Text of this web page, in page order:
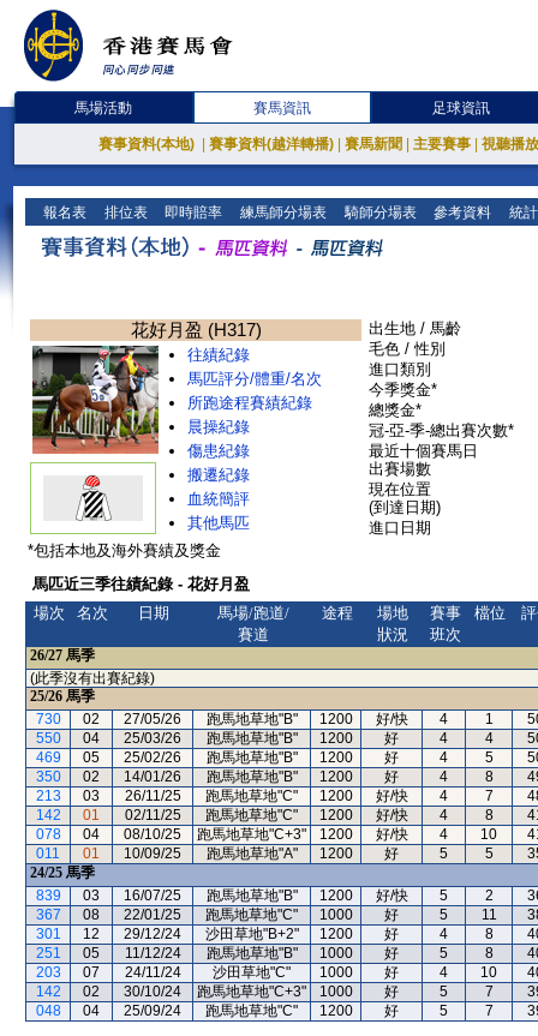
馬場活動 賽馬資訊 足球資訊
賽事資料(本地) 賽事資料(越洋轉播) 賽馬新聞 主要賽事 視聽播
報名表 排位表 即時賠率 練馬師分場表 騎師分場表 參考資料 統
花好月盈 (H317)
往績紀錄
馬匹評分/體重/名次
所跑途程賽績紀錄
晨操紀錄
傷患紀錄
搬遷紀錄
血統簡評
其他馬匹
出生地 / 馬齡
毛色 / 性別
進口類別
今季獎金*
總獎金*
冠-亞-季-總出賽次數*
最近十個賽馬日
出賽場數
現在位置
(到達日期)
進口日期
*包括本地及海外賽績及獎金
馬匹近三季往績紀錄 - 花好月盈
場次
名次 日期
馬場/跑道/
賽道
途程
場地
狀況
賽事
班次
檔位
26/27 馬季
(此季沒有出賽紀錄)
25/26 馬季
730
02 27/05/26 跑馬地草地"B" 1200 好/快 4 1
550
04 25/03/26 跑馬地草地"B" 1200 好 4 4
469
05 25/02/26 跑馬地草地"B" 1200 好 4 5
350
02 14/01/26 跑馬地草地"B" 1200 好 4 8
213
03 26/11/25 跑馬地草地"C" 1200 好/快 4 7
142
01 02/11/25 跑馬地草地"C" 1200 好/快 4 8
078
04 08/10/25 跑馬地草地"C+3" 1200 好/快 4 10
011
01 10/09/25 跑馬地草地"A" 1200 好 5 5
24/25 馬季
839
03 16/07/25 跑馬地草地"B" 1200 好/快 5 2
367
08 22/01/25 跑馬地草地"C" 1000 好 5 11
301
12 29/12/24 沙田草地"B+2" 1200 好 4 8
251
05 11/12/24 跑馬地草地"B" 1000 好 5 8
203
07 24/11/24 沙田草地"C" 1000 好 4 10
142
02 30/10/24 跑馬地草地"C+3" 1000 好 5 7
048
04 25/09/24 跑馬地草地"C" 1200 好 5 7